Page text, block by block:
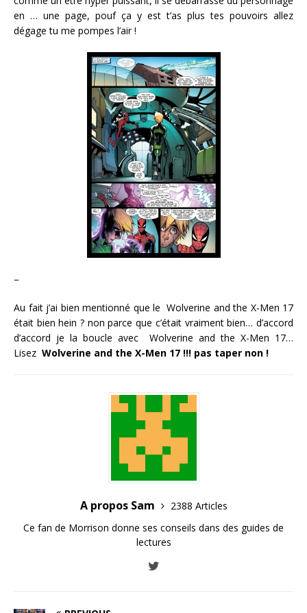
en … une page, pouf ça y est t’as plus tes pouvoirs allez
dégage tu me pompes l’air !
–
Au fait j’ai bien mentionné que le Wolverine and the X-Men 17
était bien hein ? non parce que c’était vraiment bien… d’accord
d’accord je la boucle avec Wolverine and the X-Men 17…
Lisez Wolverine and the X-Men 17 !!! pas taper non !
A propos Sam
2388 Articles
Ce fan de Morrison donne ses conseils dans des guides de
lectures